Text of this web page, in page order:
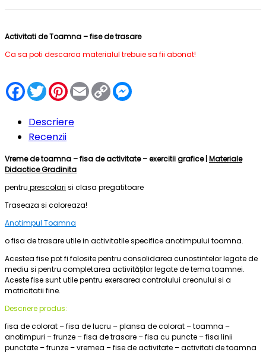
Activitati de Toamna – fise de trasare
Ca sa poti descarca materialul trebuie sa fii abonat!
Facebook
TwitterPinterest
EmailCopy
Link
Descriere
Recenzii
Vreme de toamna – fisa de activitate – exercitii grafice | Materiale
Didactice Gradinita
pentru prescolari si clasa pregatitoare
Traseaza si coloreaza!
Anotimpul Toamna
o fisa de trasare utile in activitatile specifice anotimpului toamna.
Acestea fise pot fi folosite pentru consolidarea cunostintelor legate de
mediu si pentru completarea activităților legate de tema toamnei.
Acestefise sunt utile pentru exersarea controlului creonului si a
motricitatii fine.
Descriere produs:
fisa de colorat – fisa de lucru – plansa de colorat – toamna –
anotimpuri – frunze – fisa de trasare – fisa cu puncte – fisa linii
punctate – frunze – vremea – fise de activitate – activitati de toamna